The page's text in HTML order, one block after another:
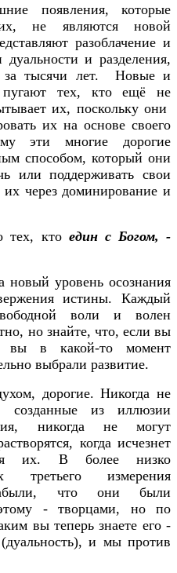
появления, которые
не являются новой
разоблачение и
и разделения,
за тысячи лет. Новые и
тех, кто ещё не
их, поскольку они
их на основе своего
эти многие дорогие
способом, который они
или поддерживать свои
через доминирование и
тех, кто един с Богом, -
уровень осознания
истины. Каждый
воли и волен
но знайте, что, если вы
вы в какой-то момент
выбрали развитие.
дорогие. Никогда не
созданные из иллюзии
никогда не могут
когда исчезнет
их. В более низко
третьего измерения
что они были
- творцами, но по
вы теперь знаете его -
и мы против